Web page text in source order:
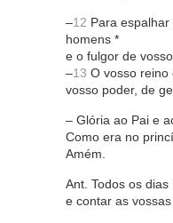
–12 Para
homens *
e o fulgor de
–13 O vosso reino
vosso poder, de
– Glória ao Pai e
Como era no
Amém.
Ant. Todos os
e contar as